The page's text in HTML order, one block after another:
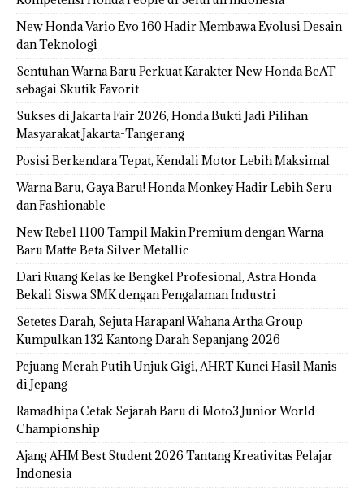
New Honda Vario Evo 160 Hadir Membawa Evolusi Desain
dan Teknologi
Sentuhan Warna Baru Perkuat Karakter New Honda BeAT
sebagai Skutik Favorit
Sukses di Jakarta Fair 2026, Honda Bukti Jadi Pilihan
Masyarakat Jakarta-Tangerang
Posisi Berkendara Tepat, Kendali Motor Lebih Maksimal
Warna Baru, Gaya Baru! Honda Monkey Hadir Lebih Seru
dan Fashionable
New Rebel 1100 Tampil Makin Premium dengan Warna
Baru Matte Beta Silver Metallic
Dari Ruang Kelas ke Bengkel Profesional, Astra Honda
Bekali Siswa SMK dengan Pengalaman Industri
Setetes Darah, Sejuta Harapan! Wahana Artha Group
Kumpulkan 132 Kantong Darah Sepanjang 2026
Pejuang Merah Putih Unjuk Gigi, AHRT Kunci Hasil Manis
di Jepang
Ramadhipa Cetak Sejarah Baru di Moto3 Junior World
Championship
Ajang AHM Best Student 2026 Tantang Kreativitas Pelajar
Indonesia